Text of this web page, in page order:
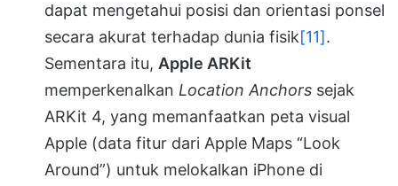
dapat mengetahui posisi dan orientasi ponsel
secara akurat terhadap dunia fisik[11].
Sementara itu, Apple ARKit
memperkenalkan Location Anchors sejak
ARKit 4, yang memanfaatkan peta visual
Apple (data fitur dari Apple Maps “Look
Around”) untuk melokalkan iPhone di